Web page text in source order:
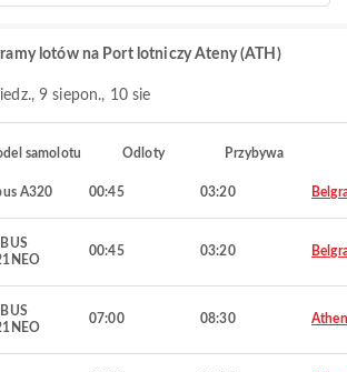
lotów na Port lotniczy Ateny (ATH)
9 siepon., 10 sie
samolotu Odloty Przybywa
A320 00:45 03:20
00:45 03:20
07:00 08:30